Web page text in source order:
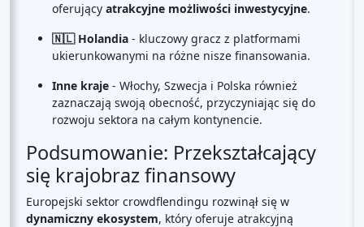
oferujący atrakcyjne możliwości inwestycyjne.
🇳🇱 Holandia - kluczowy gracz z platformami
ukierunkowanymi na różne nisze finansowania.
Inne kraje - Włochy, Szwecja i Polska również
zaznaczają swoją obecność, przyczyniając się do
rozwoju sektora na całym kontynencie.
Podsumowanie: Przekształcający
się krajobraz finansowy
Europejski sektor crowdflendingu rozwinął się w
dynamiczny ekosystem, który oferuje atrakcyjną